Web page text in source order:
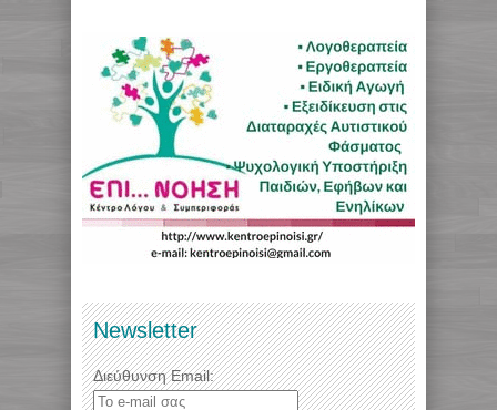
Newsletter
Διεύθυνση Email: